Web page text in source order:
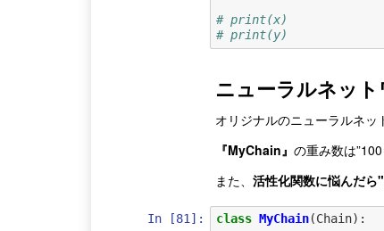
# print(x)
# print(y)
ニューラルネッ
オリジナルのニューラルネッ
『MyChain』 の重み数は
また、 活性化関数に悩んだら
In [81]: class MyChain(Chain):